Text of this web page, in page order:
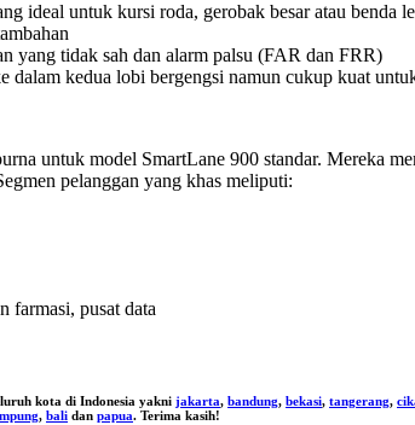
ideal untuk kursi roda, gerobak besar atau benda
yang tidak sah dan alarm palsu (FAR dan FRR)
dalam kedua lobi bergengsi namun cukup kuat
untuk model SmartLane 900 standar. Mereka
pelanggan yang khas meliputi:
farmasi, pusat data
kota di Indonesia yakni jakarta, bandung, bekasi, tangerang,
, bali dan papua. Terima kasih!